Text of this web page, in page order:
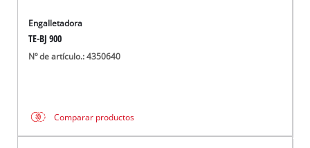
Engalletadora
TE-BJ 900
Nº de artículo.: 4350640
Comparar productos